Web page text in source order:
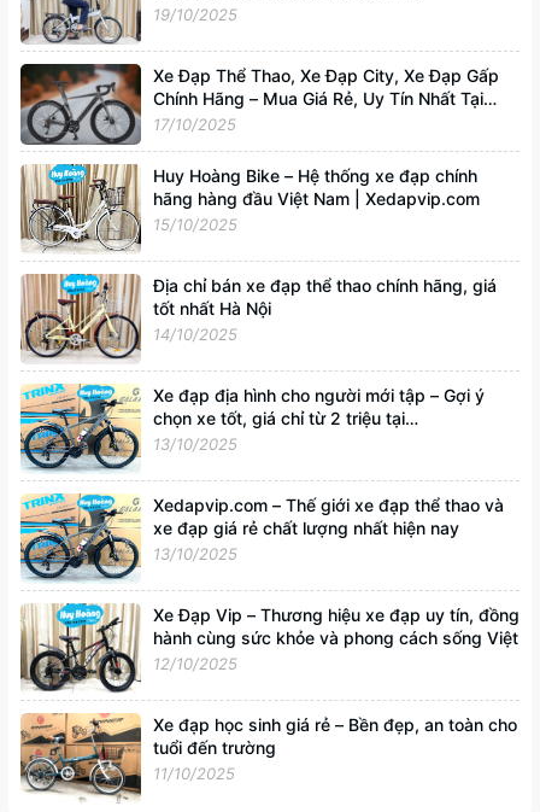
19/10/2025
Xe Đạp Thể Thao, Xe Đạp City, Xe Đạp Gấp
Chính Hãng – Mua Giá Rẻ, Uy Tín Nhất Tại
Xedapvip.com
17/10/2025
Huy Hoàng Bike – Hệ thống xe đạp chính
hãng hàng đầu Việt Nam | Xedapvip.com
15/10/2025
Địa chỉ bán xe đạp thể thao chính hãng, giá
tốt nhất Hà Nội
14/10/2025
Xe đạp địa hình cho người mới tập – Gợi ý
chọn xe tốt, giá chỉ từ 2 triệu tại
Xedapvip.com
13/10/2025
Xedapvip.com – Thế giới xe đạp thể thao và
xe đạp giá rẻ chất lượng nhất hiện nay
13/10/2025
Xe Đạp Vip – Thương hiệu xe đạp uy tín, đồng
hành cùng sức khỏe và phong cách sống Việt
12/10/2025
Xe đạp học sinh giá rẻ – Bền đẹp, an toàn cho
tuổi đến trường
11/10/2025